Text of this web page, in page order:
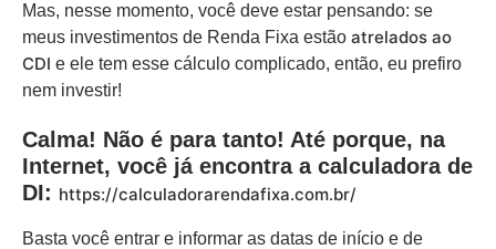
Mas, nesse momento, você deve estar pensando: se
meus investimentos de Renda Fixa estão atrelados ao
CDI e ele tem esse cálculo complicado, então, eu prefiro
nem investir!
Calma! Não é para tanto! Até porque, na
Internet, você já encontra a calculadora de
DI: https://calculadorarendafixa.com.br/
Basta você entrar e informar as datas de início e de